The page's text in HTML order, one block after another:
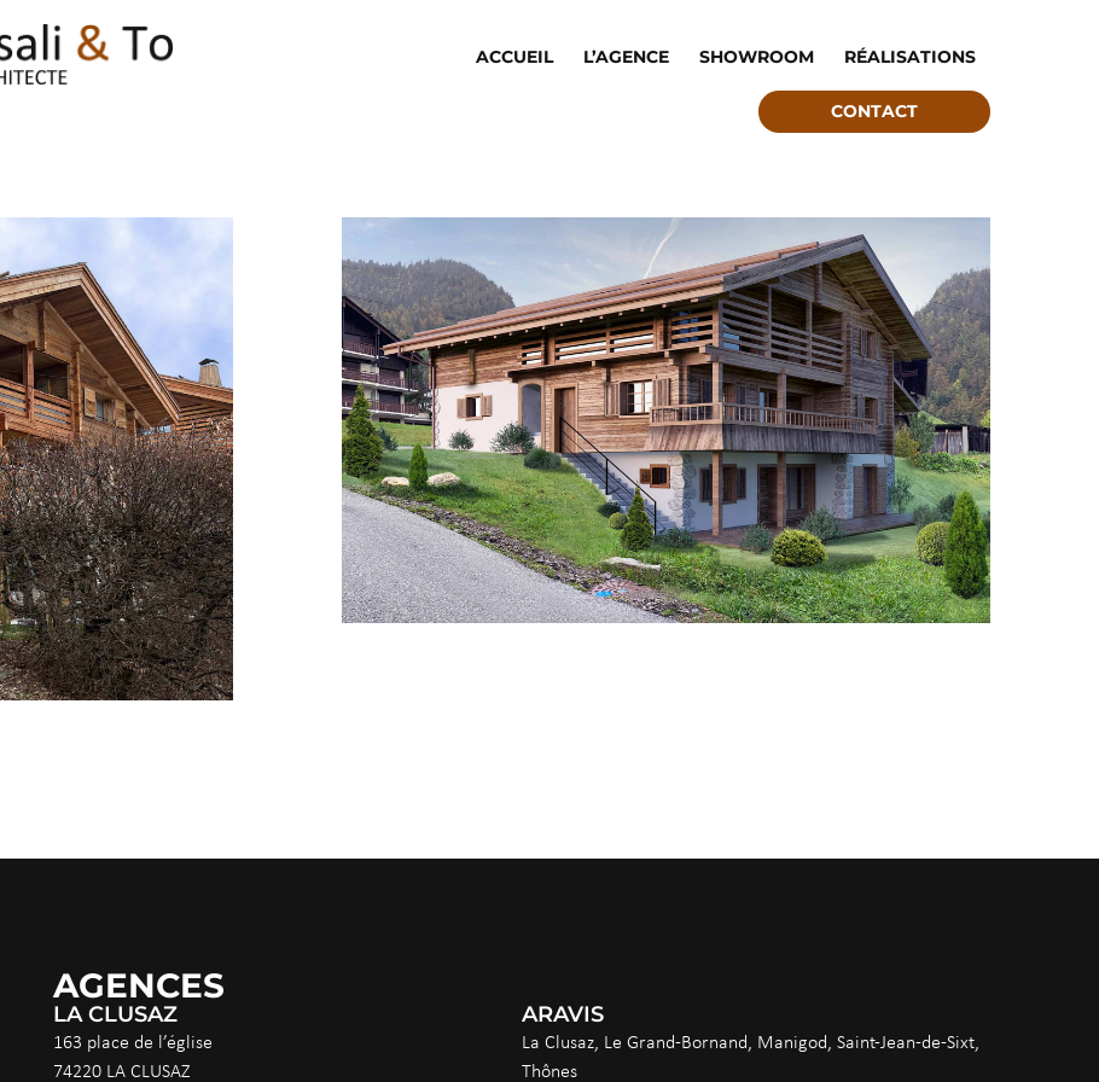
ACCUEIL L’AGENCE SHOWROOM RÉALISATIONS
CONTACT
AGENCES
LA CLUSAZ
163 place de l’église
74220 LA CLUSAZ
ARAVIS
La Clusaz, Le Grand-Bornand, Manigod, Saint-Jean-de-Sixt,
Thônes